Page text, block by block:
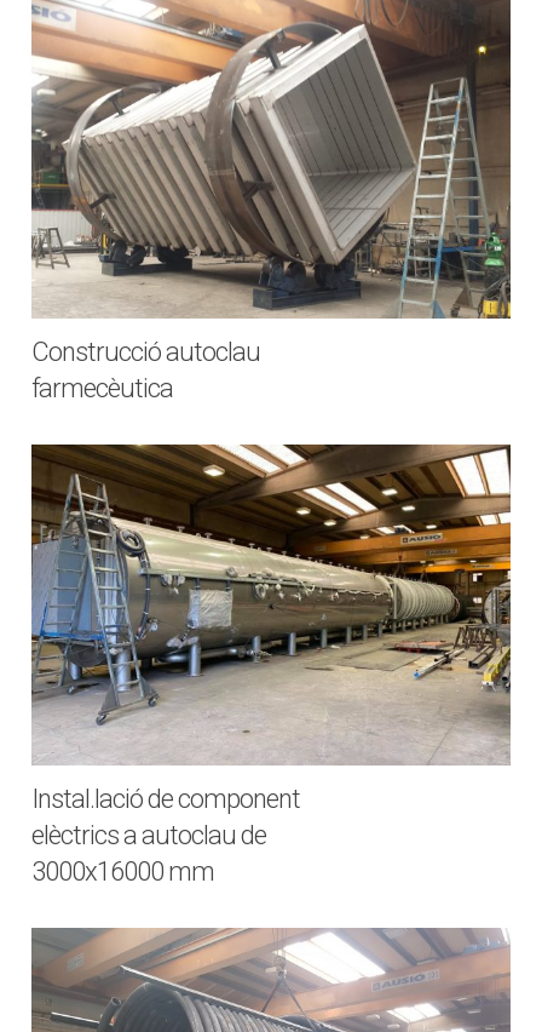
Construcció autoclau
farmecèutica
Instal.lació de component
elèctrics a autoclau de
3000x16000 mm